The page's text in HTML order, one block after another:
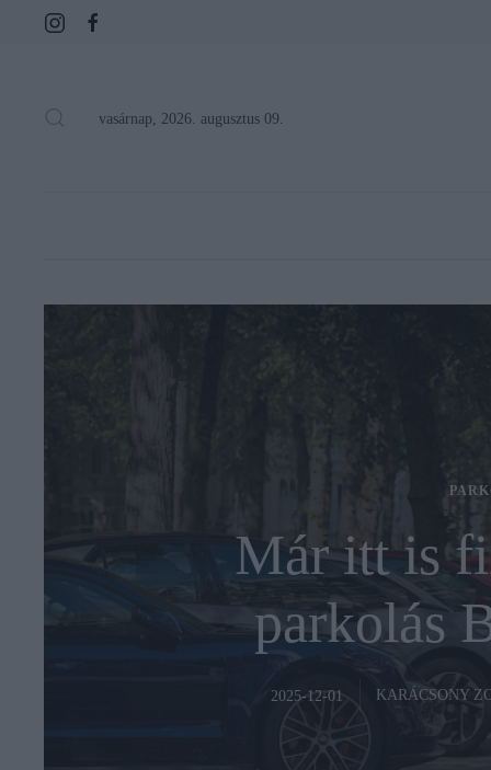
vasárnap, 2026. augusztus 09.
Már itt is
parkolás
2025-12-01 KARÁCSONY